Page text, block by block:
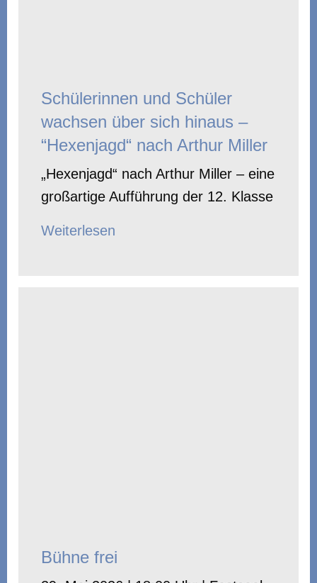
Schülerinnen und Schüler
wachsen über sich hinaus –
“Hexenjagd“ nach Arthur Miller
„Hexenjagd“ nach Arthur Miller – eine
großartige Aufführung der 12. Klasse
Weiterlesen
Bühne frei